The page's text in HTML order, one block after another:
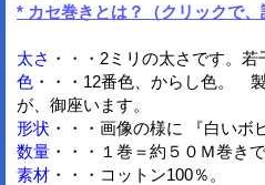
* カセ巻きとは？（クリックで、
太さ ・・・2ミリの太さです。若
色 ・・・12番色、からし色。
が、御座います。
形状 ・・・画像の様に 『白いボ
数量 ・・・１巻＝約５０Ｍ
素材 ・・・コットン100％。